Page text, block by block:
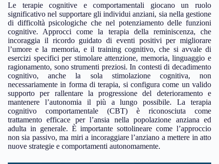
Le terapie cognitive e comportamentali giocano un ruolo
significativo nel supportare gli individui anziani, sia nella gestione
di difficoltà psicologiche che nel potenziamento delle funzioni
cognitive. Approcci come la terapia della reminiscenza, che
incoraggia il ricordo guidato di eventi positivi per migliorare
l’umore e la memoria, e il training cognitivo, che si avvale di
esercizi specifici per stimolare attenzione, memoria, linguaggio e
ragionamento, sono strumenti preziosi. In contesti di decadimento
cognitivo, anche la sola stimolazione cognitiva, non
necessariamente in forma di terapia, si configura come un valido
supporto per rallentare la progressione del deterioramento e
mantenere l’autonomia il più a lungo possibile. La terapia
cognitivo comportamentale (CBT) è riconosciuta come
trattamento efficace per l’ansia nella popolazione anziana ed
adulta in generale. È importante sottolineare come l’approccio
non sia passivo, ma miri a incoraggiare l’anziano a mettere in atto
nuove strategie e comportamenti autonomamente.